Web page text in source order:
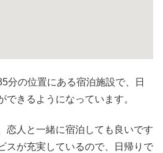
分の位置にある宿泊施設で、日
できるようになっています。
恋人と一緒に宿泊しても良いです
スが充実しているので、日帰りで